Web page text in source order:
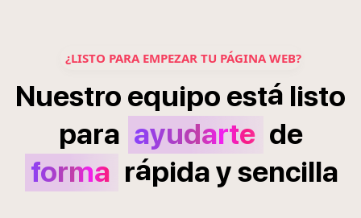
¿LISTO PARA EMPEZAR TU PÁGINA WEB?
Nuestro equipo está listo
para ayudarte de
forma rápidaysencilla